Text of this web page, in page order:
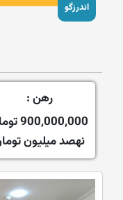
اندرزگو
رهن :
900,000,000 تومان
نهصد میلیون